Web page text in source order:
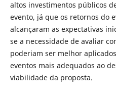
altos investimentos públicos
evento, já que os retornos do
alcançaram as expectativas
se a necessidade de avaliar
poderiam ser melhor
eventos mais adequados ao
viabilidade da proposta.